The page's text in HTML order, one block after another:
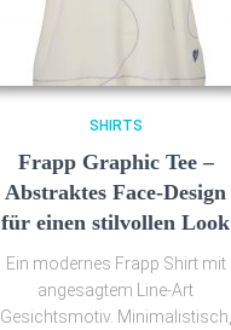
SHIRTS
Frapp Graphic Tee –
Abstraktes Face-Design
für einen stilvollen Look
Ein modernes Frapp Shirt mit
angesagtem Line-Art
Gesichtsmotiv. Minimalistisch,